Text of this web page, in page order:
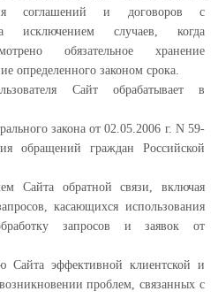
соглашений и договоров с
исключением случаев, когда
обязательное хранение
определенного законом срока.
Сайт обрабатывает в
закона от 02.05.2006 г. N 59-
обращений граждан Российской
Сайта обратной связи, включая
касающихся использования
запросов и заявок от
Сайта эффективной клиентской и
проблем, связанных с